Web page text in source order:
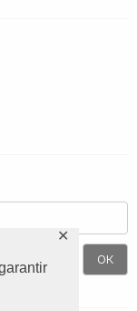
✕